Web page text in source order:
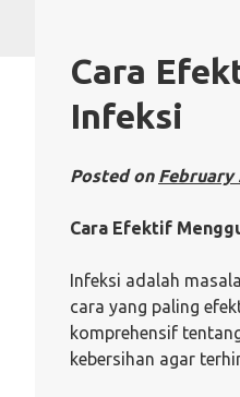
Cara
Infeksi
Posted on February
Cara Efektif
Infeksi adalah
cara yang paling
komprehensif
kebersihan agar